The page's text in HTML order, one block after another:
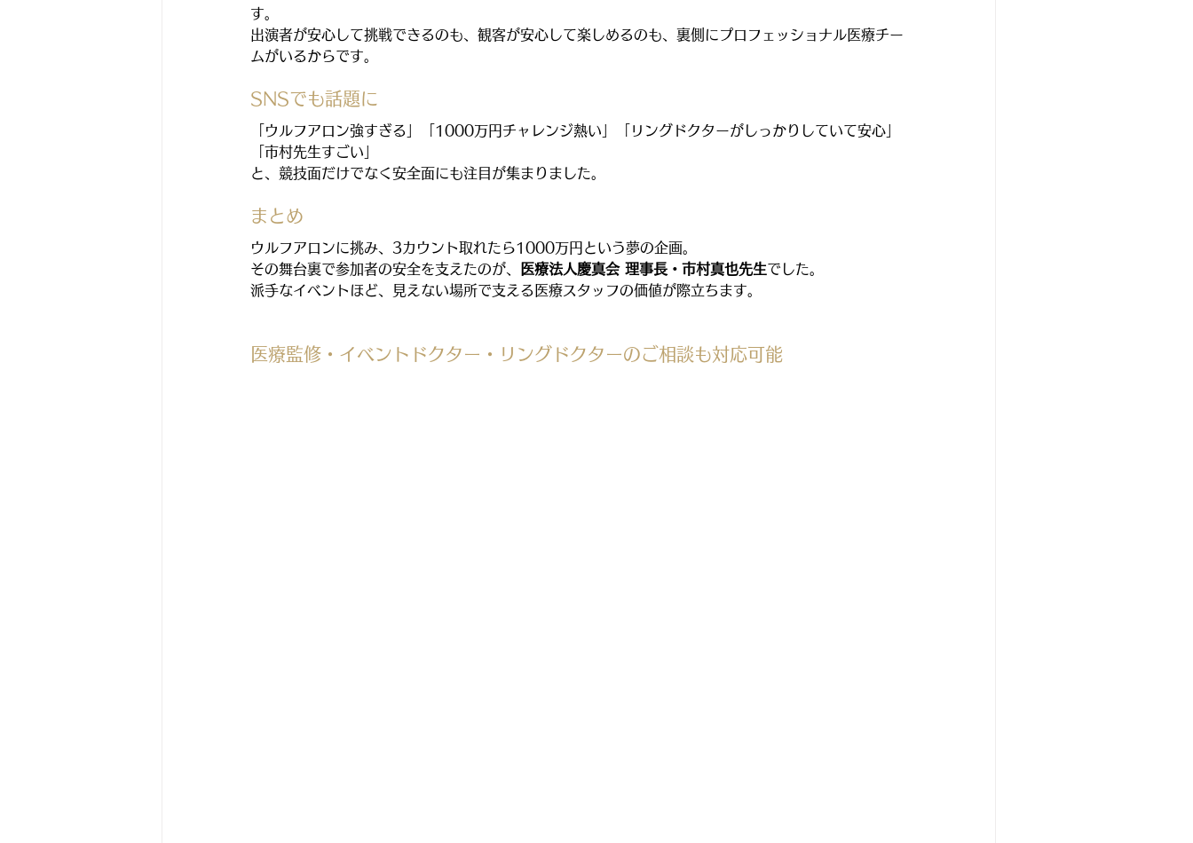
す。
出演者が安心して挑戦できるのも、観客が安心して楽しめるのも、裏側にプロフェッショナル医療チー
ムがいるからです。
SNSでも話題に
「ウルフアロン強すぎる」「1000万円チャレンジ熱い」「リングドクターがしっかりしていて安心」
「市村先生すごい」
と、競技面だけでなく安全面にも注目が集まりました。
まとめ
ウルフアロンに挑み、3カウント取れたら1000万円という夢の企画。
その舞台裏で参加者の安全を支えたのが、
医療法人慶真会 理事長・市村真也先生でした。
派手なイベントほど、見えない場所で支える医療スタッフの価値が際立ちます。
医療監修・イベントドクター・リングドクターのご相談も対応可能